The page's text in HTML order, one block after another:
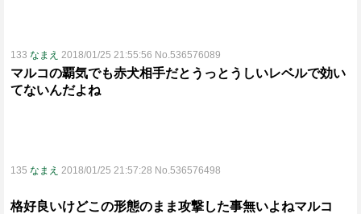
133 なまえ 2018/01/25 21:55:56 No.536576089
マルコの覇気でも赤犬相手だとうっとうしいレベルで効い
てないんだよね
135 なまえ 2018/01/25 21:57:28 No.536576498
格好良いけどこの形態のまま攻撃した事無いよねマルコ